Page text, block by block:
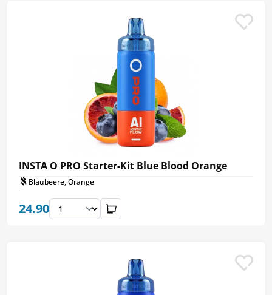
INSTA O PRO Starter-Kit Blue Blood Orange
Blaubeere, Orange
24.90